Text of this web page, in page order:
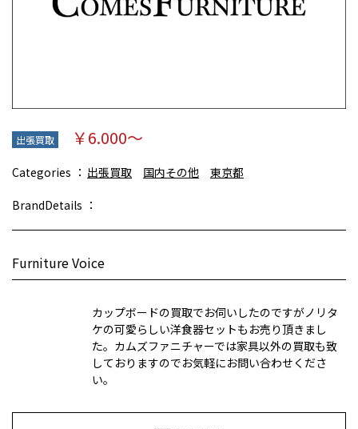
出張買取 ￥6.000～
Categories 出張買取 国内その他 東京都
BrandDetails
Furniture Voice
カップボードの買取でお伺いしたのですがノリタ
ケの可愛らしい洋食器セットもお売り頂きまし
た。カムズファニチャーでは家具以外の買取も致
しておりますのでお気軽にお問い合わせくださ
い。